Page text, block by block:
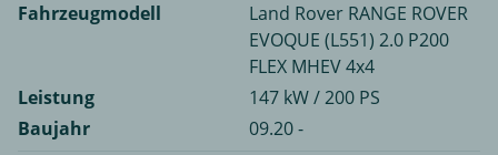
Fahrzeugmodell
Land Rover RANGE ROVER
EVOQUE (L551) 2.0 P200
FLEX MHEV 4x4
Leistung
147 kW / 200 PS
Baujahr
09.20 -